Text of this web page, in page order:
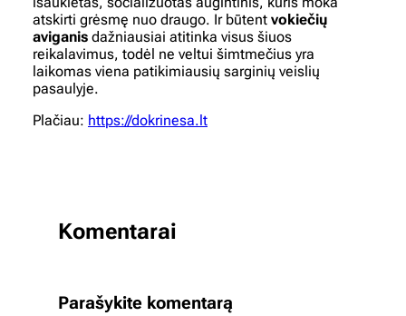
atskirti grėsmę nuo draugo. Ir būtent vokiečių
aviganis dažniausiai atitinka visus šiuos
reikalavimus, todėl ne veltui šimtmečius yra
laikomas viena patikimiausių sarginių veislių
pasaulyje.
Plačiau: https://dokrinesa.lt
Komentarai
Parašykite komentarą